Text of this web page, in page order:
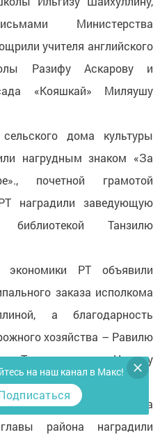
Министерства
учителя английского
Разифу Аскарову и
«Кояшкай» Миляушу
дома культуры
нагрудным знаком «За
почетной грамотой
наградили заведующую
библиотекой Танзилю
экономики РТ объявили
заказа исполкома
а благодарность
хозяйства – Равилю
Тимергалину, Назиму
вклад в развитие района
района наградили
на наш канал в Макс!